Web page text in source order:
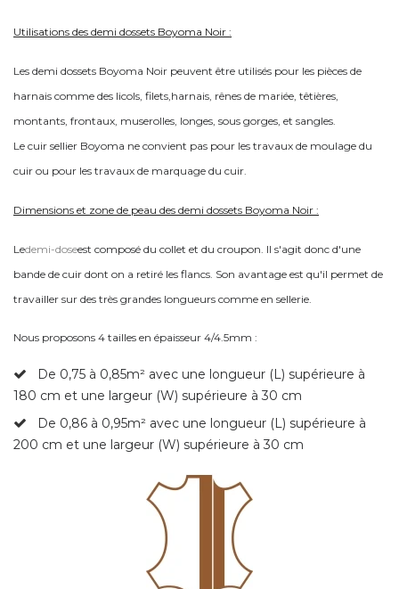
Utilisations des demi dossets Boyoma Noir :
Les demi dossets Boyoma Noir peuvent être utilisés pour les pièces de
harnais comme des licols, filets,harnais, rênes de mariée, têtières,
montants, frontaux, muserolles, longes, sous gorges, et sangles.
Le cuir sellier Boyoma ne convient pas pour les travaux de moulage du
cuir ou pour les travaux de marquage du cuir.
Dimensions et zone de peau des demi dossets Boyoma Noir :
Ledemi-doseest composé du collet et du croupon. Il s'agit donc d'une
bande de cuir dont on a retiré les flancs. Son avantage est qu'il permet de
travailler sur des très grandes longueurs comme en sellerie.
Nous proposons 4 tailles en épaisseur 4/4.5mm :
De 0,75 à 0,85m² avec une longueur (L) supérieure à
180 cm et une largeur (W) supérieure à 30 cm
De 0,86 à 0,95m² avec une longueur (L) supérieure à
200 cm et une largeur (W) supérieure à 30 cm